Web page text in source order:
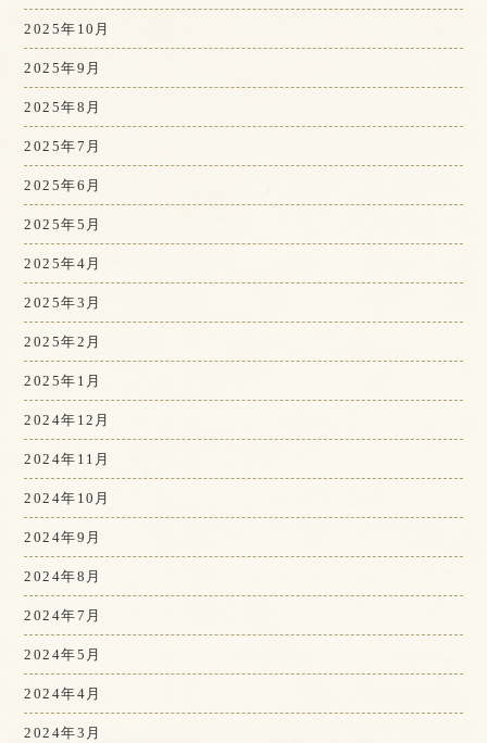
2025年10月
2025年9月
2025年8月
2025年7月
2025年6月
2025年5月
2025年4月
2025年3月
2025年2月
2025年1月
2024年12月
2024年11月
2024年10月
2024年9月
2024年8月
2024年7月
2024年5月
2024年4月
2024年3月